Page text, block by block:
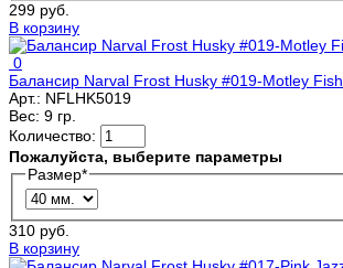
299 руб.
В корзину
0
Балансир Narval Frost Husky #019-Motley Fish
Арт.: NFLHK5019
Вес: 9 гр.
Количество:
Пожалуйста, выберите параметры
Размер*
310 руб.
В корзину